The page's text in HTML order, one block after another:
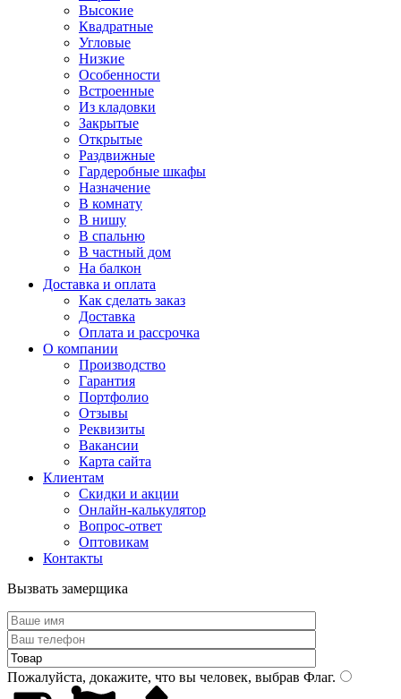
Высокие
Квадратные
Угловые
Низкие
Особенности
Встроенные
Из кладовки
Закрытые
Открытые
Раздвижные
Гардеробные шкафы
Назначение
В комнату
В нишу
В спальню
В частный дом
На балкон
Доставка и оплата
Как сделать заказ
Доставка
Оплата и рассрочка
О компании
Производство
Гарантия
Портфолио
Отзывы
Реквизиты
Вакансии
Карта сайта
Клиентам
Скидки и акции
Онлайн-калькулятор
Вопрос-ответ
Оптовикам
Контакты
Вызвать замерщика
Пожалуйста, докажите, что вы человек, выбрав Флаг.